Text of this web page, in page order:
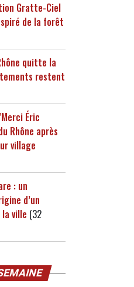
Gratte-Ciel
de la forêt
quitte la
restent
Éric
Rhône après
village
: un
d’un
ville (32